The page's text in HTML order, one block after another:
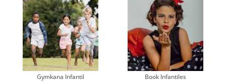
Gymkana Infantil Book Infantiles